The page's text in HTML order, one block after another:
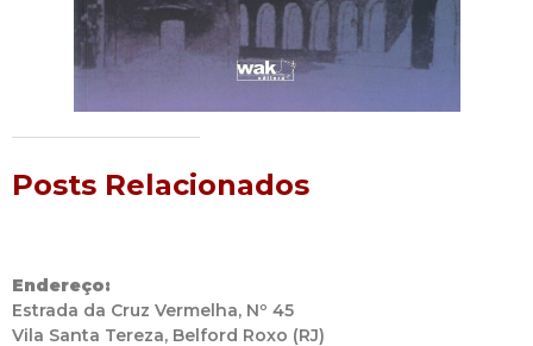
Posts Relacionados
Endereço:
Estrada da Cruz Vermelha, Nº 45
Vila Santa Tereza, Belford Roxo (RJ)